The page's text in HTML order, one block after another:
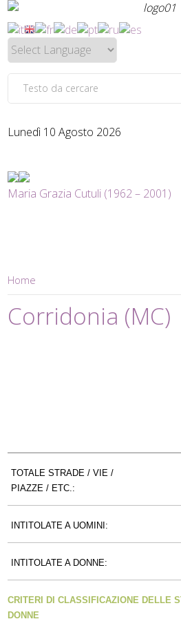
Lunedì 10 Agosto 2026
Maria Grazia Cutuli (1962 – 2001)
Home
Corridonia (MC)
TOTALE STRADE / VIE /
PIAZZE / ETC.:
INTITOLATE A UOMINI:
INTITOLATE A DONNE:
CRITERI DI CLASSIFICAZIONE DELLE
DONNE